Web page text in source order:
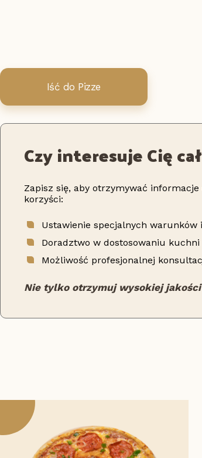
Iść do Pizze
Czy interesuje Cię
Zapisz się, aby otrzymywać
korzyści:
Ustawienie specjalnych
Doradztwo w dostosowaniu
Możliwość profesjonalnej
Nie tylko otrzymuj wysokiej